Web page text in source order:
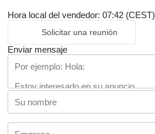
Hora local del vendedor: 07:42 (CEST)
Solicitar una reunión
Enviar mensaje